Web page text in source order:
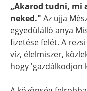
„Akarod tudni, mi
neked." Az ujja
egyedülálló anya
fizetése felét. A
víz, élelmiszer,
hogy